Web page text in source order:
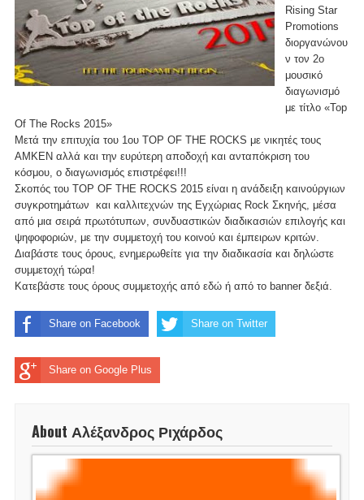
Rising Star
Promotions
διοργανώνου
ν τον 2ο
μουσικό
διαγωνισμό
με τίτλο «Top
Of The Rocks 2015»
Μετά την επιτυχία του 1ου TOP OF THE ROCKS με νικητές τους
AMKEN αλλά και την ευρύτερη αποδοχή και ανταπόκριση του
κόσμου, ο διαγωνισμός επιστρέφει!!!
Σκοπός του TOP OF THE ROCKS 2015 είναι η ανάδειξη καινούργιων
συγκροτημάτων και καλλιτεχνών της Εγχώριας Rock Σκηνής, μέσα
από μια σειρά πρωτότυπων, συνδυαστικών διαδικασιών επιλογής και
ψηφοφοριών, με την συμμετοχή του κοινού και έμπειρων κριτών.
Διαβάστε τους όρους, ενημερωθείτε για την διαδικασία και δηλώστε
συμμετοχή τώρα!
Κατεβάστε τους όρους συμμετοχής από εδώ ή από το banner δεξιά.
Share on Facebook Share on Twitter
Share on Google Plus
About Αλέξανδρος Ριχάρδος